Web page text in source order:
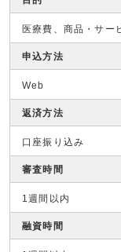
医療費、商品・サー
申込方法
Web
返済方法
口座振り込み
審査時間
1週間以内
融資時間